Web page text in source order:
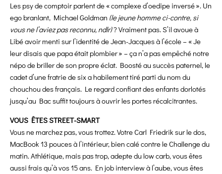
Les psy de comptoir parlent de « complexe d’oedipe inversé ». Un
ego branlant, Michael Goldman (le jeune homme ci-contre, si
vous ne l’aviez pas reconnu, ndlr)? Vraiment pas. S’il avoue à
Libé avoir menti sur l’identité de Jean-Jacques à l’école – « Je
leur disais que papa était plombier » – ça n’a pas empêché notre
népo de briller de son propre éclat. Boosté au succès paternel, le
cadet d’une fratrie de six a habilement tiré parti du nom du
chouchou des français. Le regard confiant des enfants dorlotés
jusqu’au Bac suffit toujours à ouvrir les portes récalcitrantes.
VOUS ÊTES STREET-SMART
Vous ne marchez pas, vous trottez. Votre Carl Friedrik sur le dos,
MacBook 13 pouces à l’intérieur, bien calé contre le Challenge du
matin. Athlétique, mais pas trop, adepte du low carb, vous êtes
aussi frais qu’à vos 15 ans. En job interview à l’aube, vous êtes